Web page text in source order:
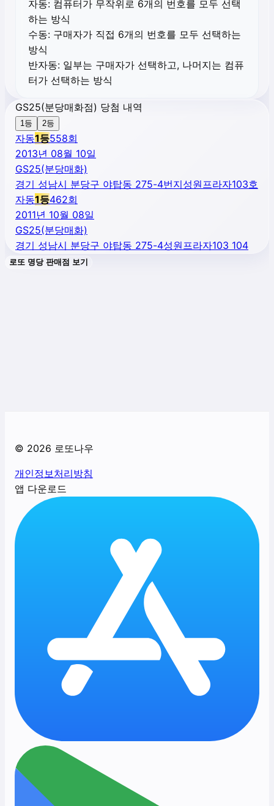
자동: 컴퓨터가 무작위로 6개의 번호를 모두 선택
하는 방식
수동: 구매자가 직접 6개의 번호를 모두 선택하는
방식
반자동: 일부는 구매자가 선택하고, 나머지는 컴퓨
터가 선택하는 방식
GS25(분당매화점) 당첨 내역
1등 2등
자동1등558회
2013년 08월 10일
GS25(분당매화)
경기 성남시 분당구 야탑동 275-4번지성원프라자103호
자동1등462회
2011년 10월 08일
GS25(분당매화)
경기 성남시 분당구 야탑동 275-4성원프라자103 104
로또 명당 판매점 보기
© 2026 로또나우
개인정보처리방침
앱 다운로드